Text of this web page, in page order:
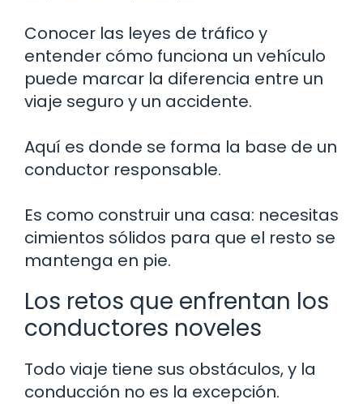
Conocer las leyes de tráfico y
entender cómo funciona un vehículo
puede marcar la diferencia entre un
viaje seguro y un accidente.
Aquí es donde se forma la base de un
conductor responsable.
Es como construir una casa: necesitas
cimientos sólidos para que el resto se
mantenga en pie.
Los retos que enfrentan los
conductores noveles
Todo viaje tiene sus obstáculos, y la
conducción no es la excepción.